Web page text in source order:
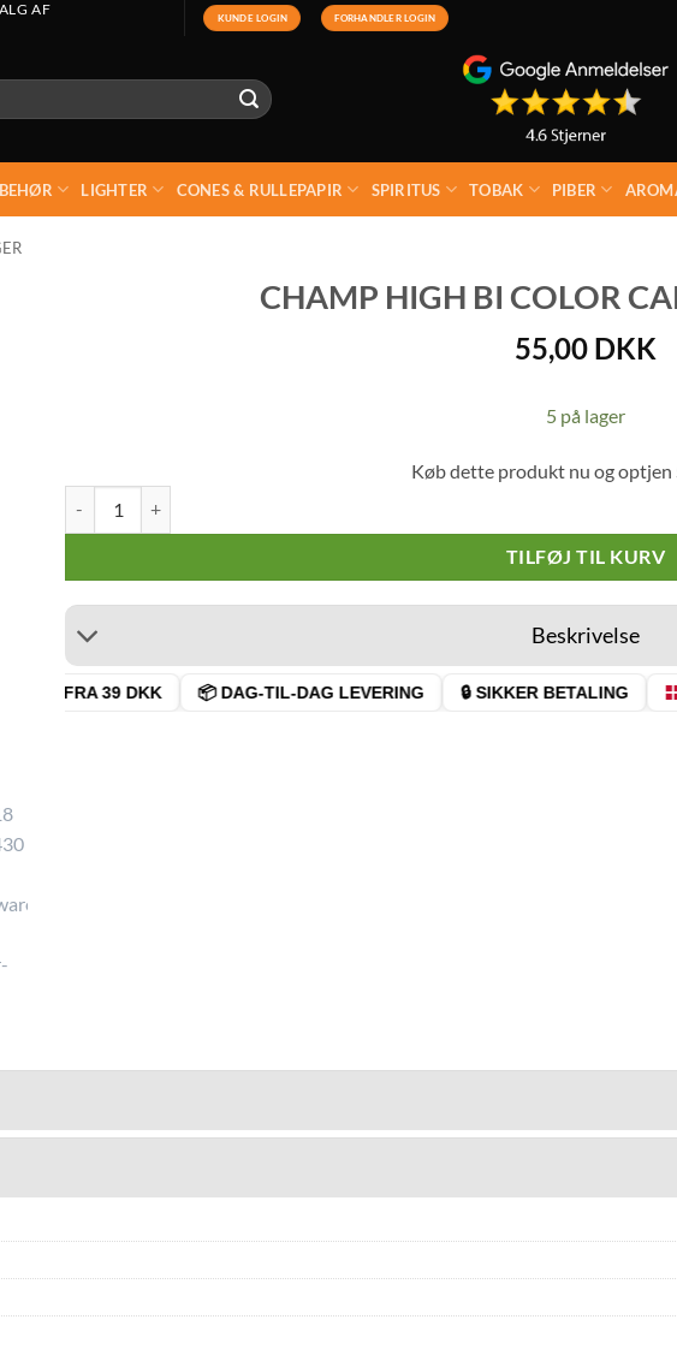
AF
KUNDE LOGIN FORHANDLER LOGIN
LIGHTER CONES & RULLEPAPIR SPIRITUS TOBAK PIBER
CHAMP HIGH BI COLOR
55,00 DKK
5 på lager
Køb dette produkt nu og optjen
TILFØJ TIL KURV
Beskrivelse
FRA 39 DKK 📦 DAG-TIL-DAG LEVERING 🔒 SIKKER BETALING